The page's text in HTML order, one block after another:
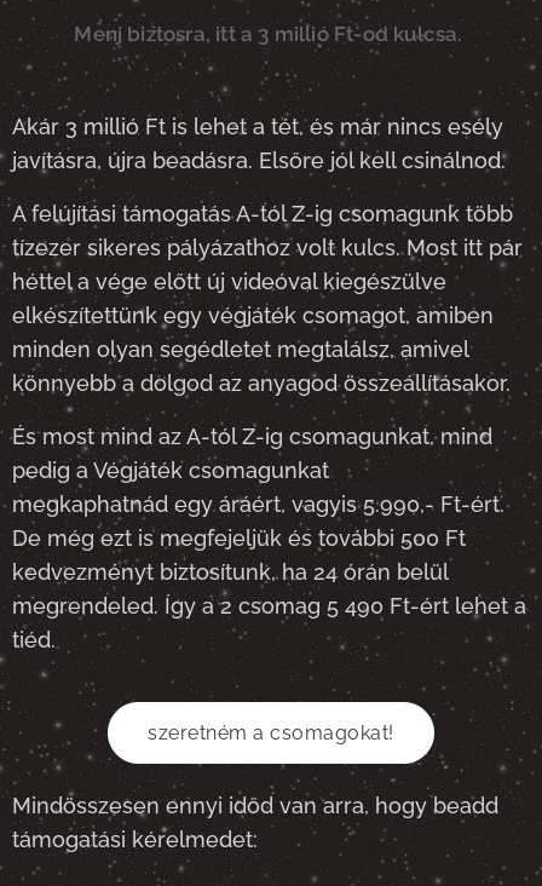
Menj biztosra, itt a 3 millió Ft-od kulcsa.
Akár 3 millió Ft is lehet a tét, és már nincs esély
javításra, újra beadásra. Elsőre jól kell csinálnod.
A felújítási támogatás A-tól Z-ig csomagunk több
tízezer sikeres pályázathoz volt kulcs. Most itt pár
héttel a vége előtt új videóval kiegészülve
elkészítettünk egy végjáték csomagot, amiben
minden olyan segédletet megtalálsz, amivel
könnyebb a dolgod az anyagod összeállításakor.
És most mind az A-tól Z-ig csomagunkat, mind
pedig a Végjáték csomagunkat
megkaphatnádegy áráért, vagyis5.990,- Ft-ért.
De még ezt is megfejeljük és további 500 Ft
kedvezményt biztosítunk, ha 24 órán belül
megrendeled. Így a 2 csomag 5 490 Ft-ért lehet a
tiéd.
szeretném a csomagokat!
Mindösszesen ennyi időd van arra, hogy beadd
támogatási kérelmedet: